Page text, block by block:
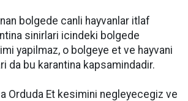
bolgede canli hayvanlar itlaf
sinirlari icindeki bolgede
yapilmaz, o bolgeye et ve hayvani
da bu karantina kapsamindadir.
Orduda Et kesimini negleyecegiz ve